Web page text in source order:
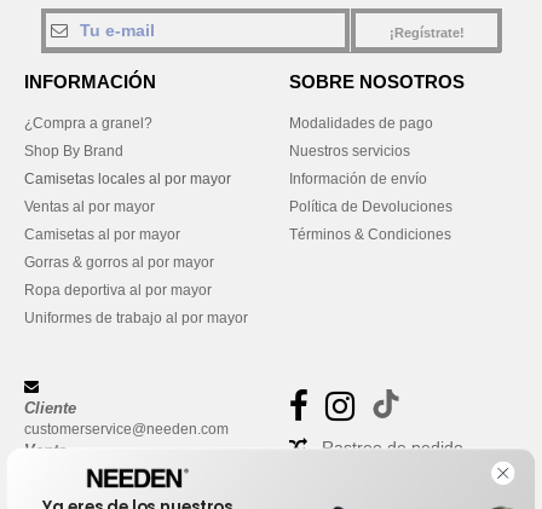
¡Regístrate!
INFORMACIÓN
¿Compra a granel?
Shop By Brand
Camisetas locales al por mayor
Ventas al por mayor
Camisetas al por mayor
Gorras & gorros al por mayor
Ropa deportiva al por mayor
Uniformes de trabajo al por mayor
SOBRE NOSOTROS
Modalidades de pago
Nuestros servicios
Información de envío
Política de Devoluciones
Términos & Condiciones
Cliente
customerservice@needen.com
Venta
sales@needen.com
Rastreo de pedido